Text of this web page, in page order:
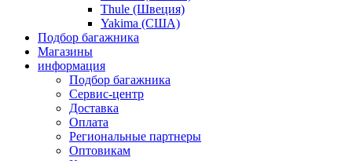
Thule (Швеция)
Yakima (США)
Подбор багажника
Магазины
информация
Подбор багажника
Сервис-центр
Доставка
Оплата
Региональные партнеры
Оптовикам